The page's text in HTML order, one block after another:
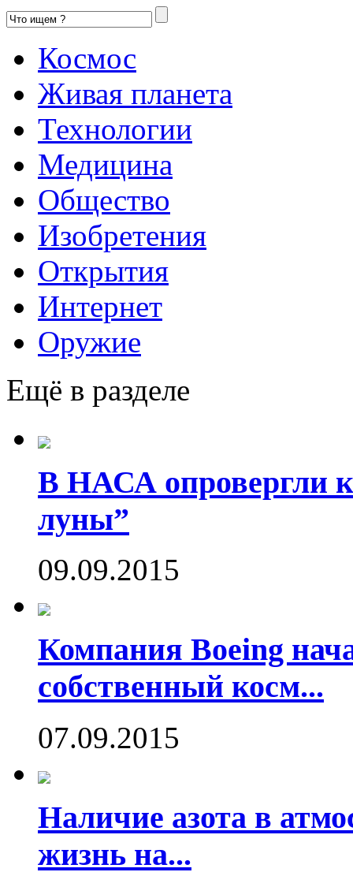
Космос
Живая планета
Технологии
Медицина
Общество
Изобретения
Открытия
Интернет
Оружие
Ещё в разделе
В НАСА опровергли
луны”
09.09.2015
Компания Boeing
собственный косм...
07.09.2015
Наличие азота в
жизнь на...